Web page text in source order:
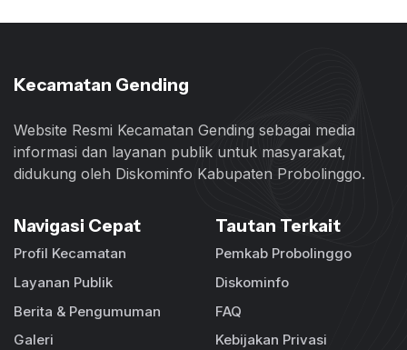
Kecamatan Gending
Website Resmi Kecamatan Gending sebagai media
informasi dan layanan publik untuk masyarakat,
didukung oleh Diskominfo Kabupaten Probolinggo.
Navigasi Cepat
Profil Kecamatan
Layanan Publik
Berita & Pengumuman
Galeri
Tautan Terkait
Pemkab Probolinggo
Diskominfo
FAQ
Kebijakan Privasi